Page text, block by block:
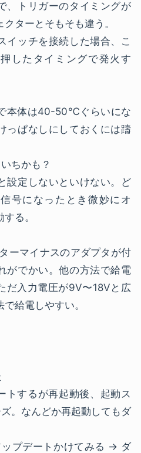
、トリガーのタイミングが
ターとそもそも違う。
イッチを接続した場合、こ
したタイミングで発火す
本体は40-50℃ぐらいにな
っぱなしにしておくには躊
ちかも？
設定しないといけない。ど
号になったとき微妙にオ
る。
ーマイナスのアダプタが付
がでかい。他の方法で給電
だ入力電圧が9V〜18Vと広
給電しやすい。
トするが再起動後、起動ス
。なんどか再起動してもダ
プデートかけてみる → ダ